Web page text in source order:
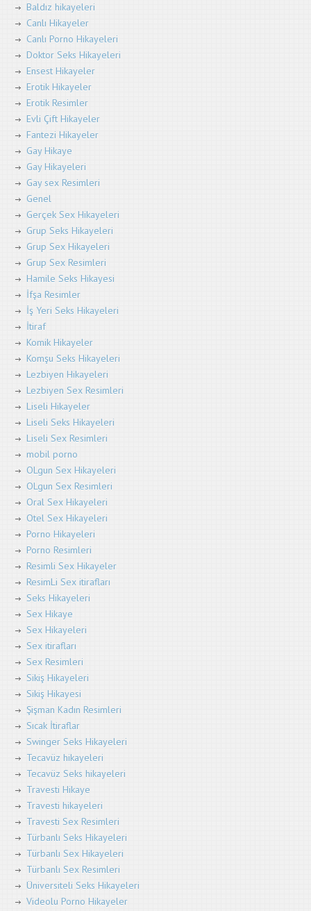
Baldız hikayeleri
Canlı Hikayeler
Canlı Porno Hikayeleri
Doktor Seks Hikayeleri
Ensest Hikayeler
Erotik Hikayeler
Erotik Resimler
Evli Çift Hikayeler
Fantezi Hikayeler
Gay Hikaye
Gay Hikayeleri
Gay sex Resimleri
Genel
Gerçek Sex Hikayeleri
Grup Seks Hikayeleri
Grup Sex Hikayeleri
Grup Sex Resimleri
Hamile Seks Hikayesi
İfşa Resimler
İş Yeri Seks Hikayeleri
İtiraf
Komik Hikayeler
Komşu Seks Hikayeleri
Lezbiyen Hikayeleri
Lezbiyen Sex Resimleri
Liseli Hikayeler
Liseli Seks Hikayeleri
Liseli Sex Resimleri
mobil porno
OLgun Sex Hikayeleri
OLgun Sex Resimleri
Oral Sex Hikayeleri
Otel Sex Hikayeleri
Porno Hikayeleri
Porno Resimleri
Resimli Sex Hikayeler
ResimLi Sex itirafları
Seks Hikayeleri
Sex Hikaye
Sex Hikayeleri
Sex itirafları
Sex Resimleri
Sikiş Hikayeleri
Sikiş Hikayesi
Şişman Kadın Resimleri
Sıcak İtiraflar
Swinger Seks Hikayeleri
Tecavüz hikayeleri
Tecavüz Seks hikayeleri
Travesti Hikaye
Travesti hikayeleri
Travesti Sex Resimleri
Türbanlı Seks Hikayeleri
Türbanlı Sex Hikayeleri
Türbanlı Sex Resimleri
Üniversiteli Seks Hikayeleri
Videolu Porno Hikayeler